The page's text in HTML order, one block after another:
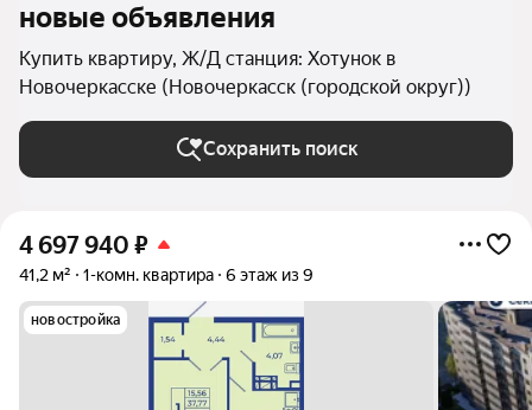
новые объявления
Купить квартиру, Ж/Д станция: Хотунок в
Новочеркасске (Новочеркасск (городской округ))
Сохранить поиск
4 697 940 ₽
41,2 м² 1-комн. квартира 6 этаж из 9
новостройка